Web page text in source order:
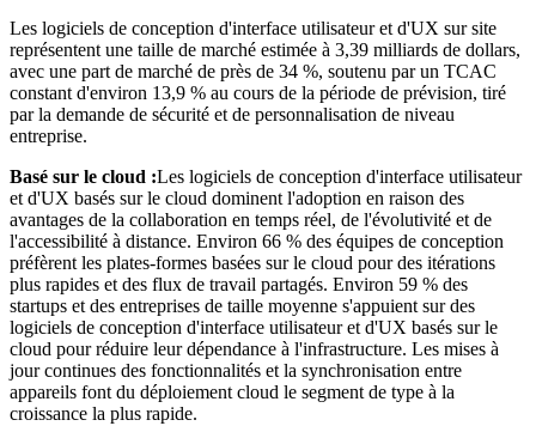
Les logiciels de conception d'interface utilisateur et d'UX sur site
représentent une taille de marché estimée à 3,39 milliards de dollars,
avec une part de marché de près de 34 %, soutenu par un TCAC
constant d'environ 13,9 % au cours de la période de prévision, tiré
par la demande de sécurité et de personnalisation de niveau
entreprise.
Basé sur le cloud :Les logiciels de conception d'interface utilisateur
et d'UX basés sur le cloud dominent l'adoption en raison des
avantages de la collaboration en temps réel, de l'évolutivité et de
l'accessibilité à distance. Environ 66 % des équipes de conception
préfèrent les plates-formes basées sur le cloud pour des itérations
plus rapides et des flux de travail partagés. Environ 59 % des
startups et des entreprises de taille moyenne s'appuient sur des
logiciels de conception d'interface utilisateur et d'UX basés sur le
cloud pour réduire leur dépendance à l'infrastructure. Les mises à
jour continues des fonctionnalités et la synchronisation entre
appareils font du déploiement cloud le segment de type à la
croissance la plus rapide.